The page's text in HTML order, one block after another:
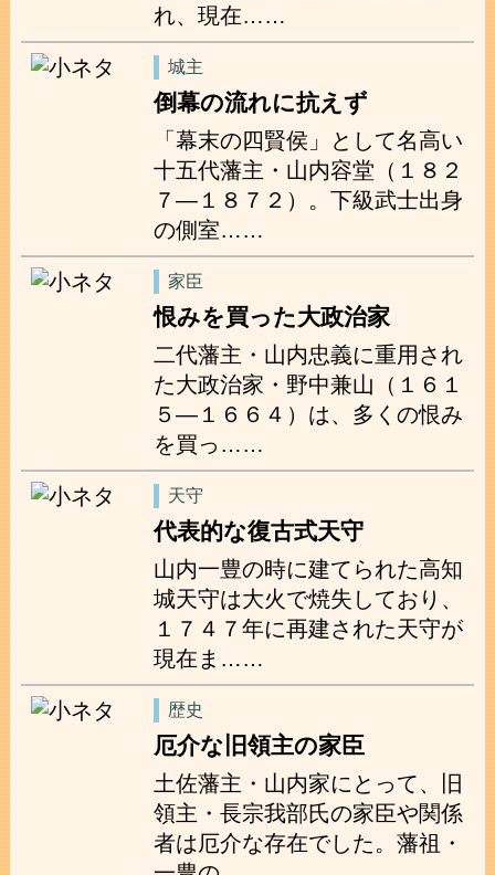
れ、現在……
城主
倒幕の流れに抗えず
「幕末の四賢侯」として名高い
十五代藩主・山内容堂（１８２
７―１８７２）。下級武士出身
の側室……
家臣
恨みを買った大政治家
二代藩主・山内忠義に重用され
た大政治家・野中兼山（１６１
５―１６６４）は、多くの恨み
を買っ……
天守
代表的な復古式天守
山内一豊の時に建てられた高知
城天守は大火で焼失しており、
１７４７年に再建された天守が
現在ま……
歴史
厄介な旧領主の家臣
土佐藩主・山内家にとって、旧
領主・長宗我部氏の家臣や関係
者は厄介な存在でした。藩祖・